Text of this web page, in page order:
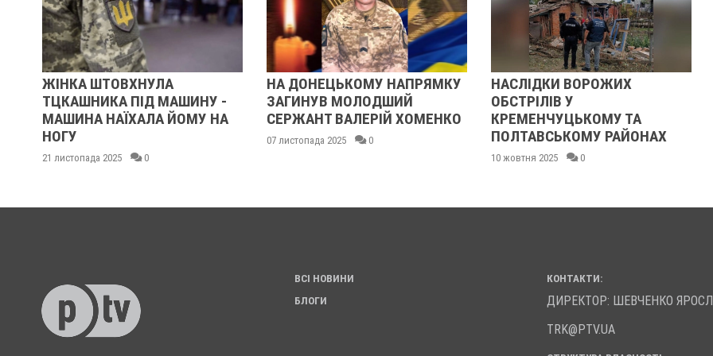
ЖІНКА ШТОВХНУЛА
ТЦКАШНИКА ПІД МАШИНУ -
МАШИНА НАЇХАЛА ЙОМУ НА
НОГУ
21 листопада 2025 0
НА ДОНЕЦЬКОМУ НАПРЯМКУ
ЗАГИНУВ МОЛОДШИЙ
СЕРЖАНТ ВАЛЕРІЙ ХОМЕНКО
07 листопада 2025 0
НАСЛІДКИ ВОРОЖИХ
ОБСТРІЛІВ У
КРЕМЕНЧУЦЬКОМУ ТА
ПОЛТАВСЬКОМУ РАЙОНАХ
10 жовтня 2025 0
ВСІ НОВИНИ
БЛОГИ
КОНТАКТИ:
ДИРЕКТОР: ШЕВЧЕНКО
TRK@PTV.UA